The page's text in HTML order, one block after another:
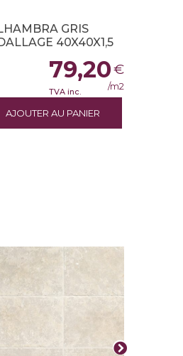
GRIS
40X40X1,5
AJOUTER AU PANIER
79,20€
TVA inc. /m2